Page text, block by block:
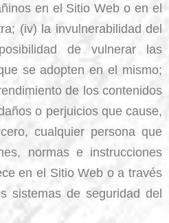
en el Sitio Web o en el
(iv) la invulnerabilidad del
de vulnerar las
se adopten en el mismo;
de los contenidos
o perjuicios que cause,
cualquier persona que
normas e instrucciones
en el Sitio Web o a través
sistemas de seguridad del